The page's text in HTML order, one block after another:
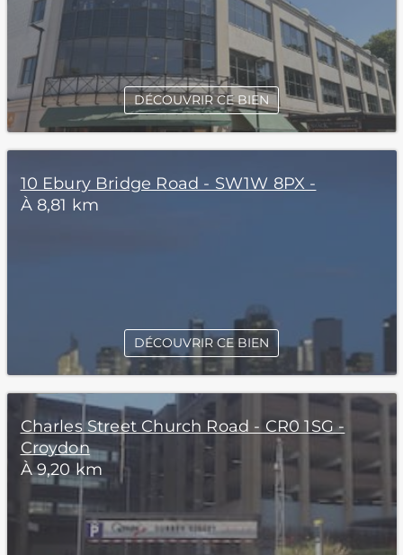
DÉCOUVRIR CE BIEN
10 Ebury Bridge Road - SW1W 8PX -
À 8,81 km
DÉCOUVRIR CE BIEN
Charles Street Church Road - CR0 1SG -
Croydon
À 9,20 km